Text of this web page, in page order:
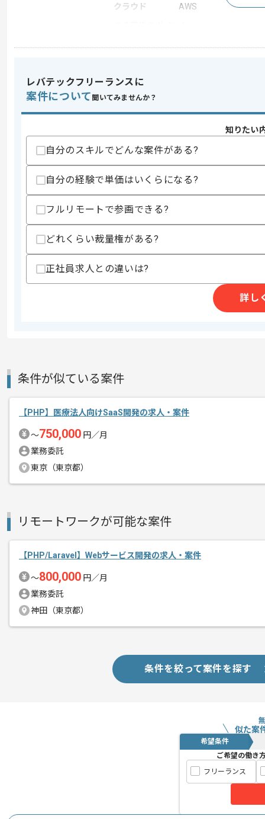
クラウド
AWS
・Vue.jsを用いたフロントエンド開発経
・要件定義から一貫した開発経験
歓迎スキル
・AWS環境下での開発経験
・5名～10名程度のリーダー経験
スキルに不安がある方へ
その他募集要項
商談回数
エージェントからのコ
複数案件を保有している企業ですので、
新しいアイディアや技術を積極的に導入
レバテックフリーランスに
案件について 聞いてみませんか？
知りたい
自分のスキルでどんな案件がある?
自分の経験で単価はいくらになる?
フルリモートで参画できる?
どれくらい裁量権がある?
正社員求人との違いは?
詳し
条件が似ている案件
【PHP】医療法人向けSaaS開発の求人・案件
〜750,000 円／月
業務委託
東京（東京都）
リモートワークが可能な案件
【PHP/Laravel】Webサービス開発の求人・案件
〜800,000 円／月
業務委託
神田（東京都）
条件を絞って案件を探す
似た案
希望条件
ご希望の働き
フリーランス